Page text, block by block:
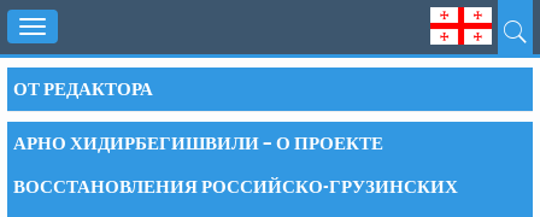
Toggle
navigation
ОТ РЕДАКТОРА
АРНО ХИДИРБЕГИШВИЛИ – О ПРОЕКТЕ
ВОССТАНОВЛЕНИЯ РОССИЙСКО-ГРУЗИНСКИХ